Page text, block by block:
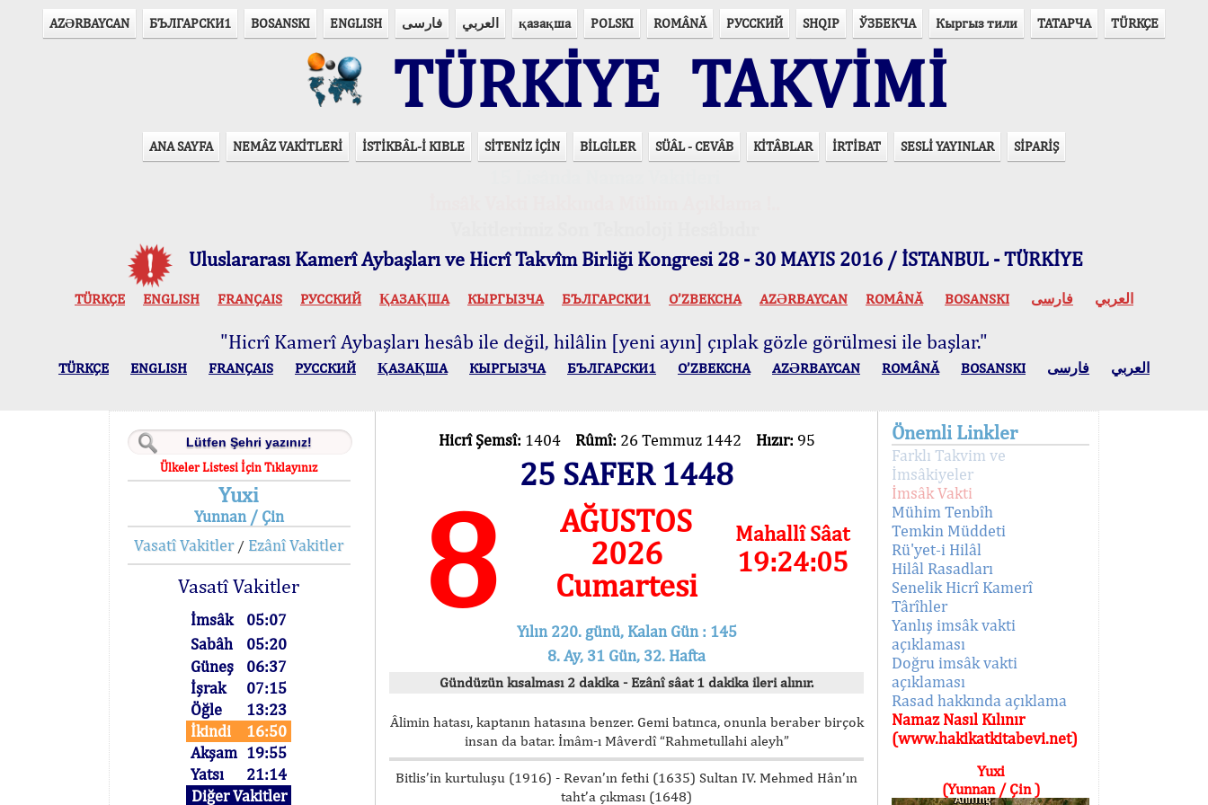
AZӘRBAYCAN БЪЛГАРСКИ1 BOSANSKI ENGLISH فارسی العربي қазақша POLSKI ROMÂNĂ РУССКИЙ SHQIP ЎЗБЕКЧА Кыргыз тили ТАТАРЧА TÜRKÇE
TÜRKİYE TAKVİMİ
ANA SAYFA NEMÂZ VAKİTLERİ İSTİKBÂL-İ KIBLE SİTENİZ İÇİN BİLGİLER SÜÂL - CEVÂB KİTÂBLAR İRTİBAT SESLİ YAYINLAR SİPARİŞ
Uluslararası Kamerî Aybaşları ve Hicrî Takvîm Birliği Kongresi 28 - 30 MAYIS 2016 / İSTANBUL - TÜRKİYE
TÜRKÇE ENGLISH FRANÇAIS РУССКИЙ ҚАЗАҚША КЫPГЫЗЧA БЪЛГАРСКИ1 O’ZBEKCHA AZӘRBAYCAN ROMÂNĂ BOSANSKI العربي فارسی
"Hicrî Kamerî Aybaşları hesâb ile değil, hilâlin [yeni ayın] çıplak gözle görülmesi ile başlar."
TÜRKÇE ENGLISH FRANÇAIS РУССКИЙ ҚАЗАҚША КЫPГЫЗЧA БЪЛГАРСКИ1 O’ZBEKCHA AZӘRBAYCAN ROMÂNĂ BOSANSKI العربي فارسی
Ülkeler Listesi İçin Tıklayınız
Yuxi
Yunnan / Çin
Vasatî Vakitler/ Ezânî Vakitler
Vasatî Vakitler
İmsâk
05:07
Sabâh
05:20
Güneş
06:37
İşrak
07:15
Öğle
13:23
İkindi
16:50
Akşam 19:55
Yatsı
21:14
Diğer Vakitler
Hicrî Şemsî: 1404 Rûmî: 26 Temmuz 1442 Hızır: 95
25 SAFER 1448
8
AĞUSTOS
2026
Cumartesi
Mahallî Sâat
19:24:05
Yılın 220. günü, Kalan Gün : 145
8. Ay, 31 Gün, 32. Hafta
Gündüzün kısalması 2 dakika - Ezânî sâat 1 dakika ileri alınır.
Âlimin hatası, kaptanın hatasına benzer. Gemi batınca, onunla beraber birçok
insan da batar. İmâm-ı Mâverdî “Rahmetullahi aleyh”
Bitlis’in kurtuluşu (1916) - Revan’ın fethi (1635) Sultan IV. Mehmed Hân’ın
taht’a çıkması (1648)
Önemli Linkler
Farklı Takvim ve
İmsâkiyeler
İmsâk Vakti
Mühim Tenbîh
Temkin Müddeti
Rü'yet-i Hilâl
Hilâl Rasadları
Senelik Hicrî Kamerî
Târîhler
Yanlış imsâk vakti
açıklaması
Doğru imsâk vakti
açıklaması
Rasad hakkında açıklama
Namaz Nasıl Kılınır
(www.hakikatkitabevi.net)
Yuxi
(Yunnan / Çin )